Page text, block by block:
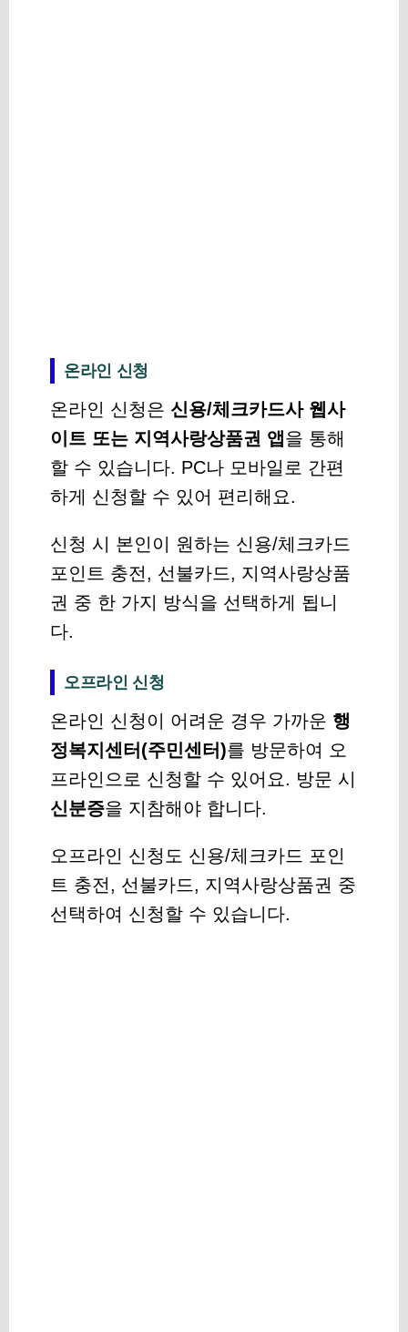
온라인 신청
온라인 신청은 신용/체크카드사 웹사
이트 또는 지역사랑상품권 앱을 통해
할 수 있습니다. PC나 모바일로 간편
하게 신청할 수 있어 편리해요.
신청 시 본인이 원하는 신용/체크카드
포인트 충전, 선불카드, 지역사랑상품
권 중 한 가지 방식을 선택하게 됩니
다.
오프라인 신청
온라인 신청이 어려운 경우 가까운 행
정복지센터(주민센터)를 방문하여 오
프라인으로 신청할 수 있어요. 방문 시
신분증을 지참해야 합니다.
오프라인 신청도 신용/체크카드 포인
트 충전, 선불카드, 지역사랑상품권 중
선택하여 신청할 수 있습니다.